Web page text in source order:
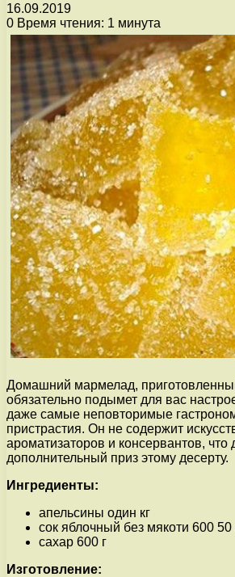
16.09.2019
0 Время чтения: 1 минута
Домашний мармелад,
обязательно подымет для вас
даже самые неповторимые
пристрастия. Он не содержит
ароматизаторов и консервантов, что
дополнительный приз этому десерту.
Ингредиенты:
апельсины один кг
сок яблочный без мякоти 600
сахар 600 г
Изготовление: